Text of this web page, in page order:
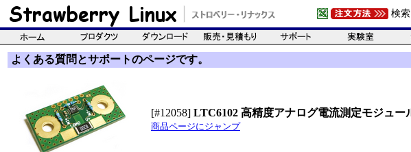
検索
よくある質問とサポートのページです。
[#12058] LTC6102 高精度アナログ電流測定モジュー
商品ページにジャンプ